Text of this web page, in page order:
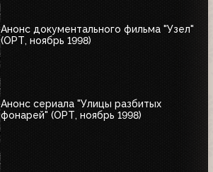
Анонс документального фильма "Узел"
(ОРТ, ноябрь 1998)
Анонс сериала "Улицы разбитых
фонарей" (ОРТ, ноябрь 1998)